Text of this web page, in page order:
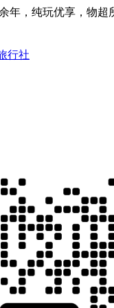
年，纯玩优享，物超
行社